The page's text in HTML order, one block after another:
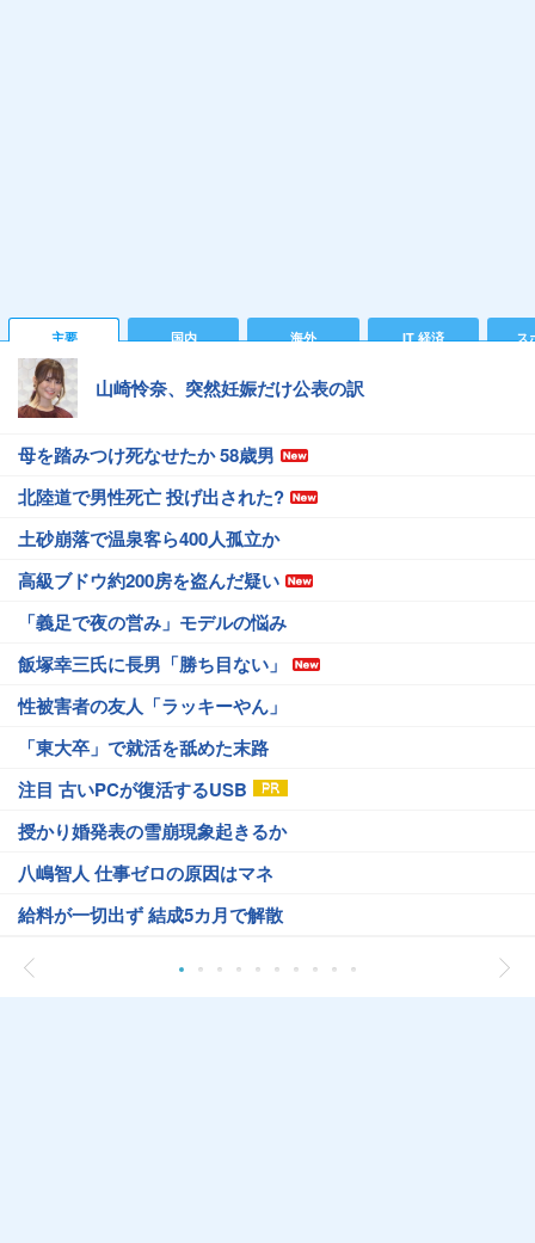
主要 国内 海外 IT 経済 ス
山崎怜奈、突然妊娠だけ公表の訳
母を踏みつけ死なせたか 58歳男
北陸道で男性死亡 投げ出された?
土砂崩落で温泉客ら400人孤立か
高級ブドウ約200房を盗んだ疑い
「義足で夜の営み」モデルの悩み
飯塚幸三氏に長男「勝ち目ない」
性被害者の友人「ラッキーやん」
「東大卒」で就活を舐めた末路
注目 古いPCが復活するUSB
授かり婚発表の雪崩現象起きるか
八嶋智人 仕事ゼロの原因はマネ
給料が一切出ず 結成5カ月で解散